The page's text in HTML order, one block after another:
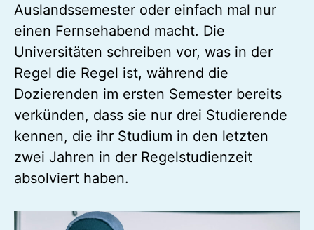
Auslandssemester oder einfach mal nur
einen Fernsehabend macht. Die
Universitäten schreiben vor, was in der
Regel die Regel ist, während die
Dozierenden im ersten Semester bereits
verkünden, dass sie nur drei Studierende
kennen, die ihr Studium in den letzten
zwei Jahren in der Regelstudienzeit
absolviert haben.